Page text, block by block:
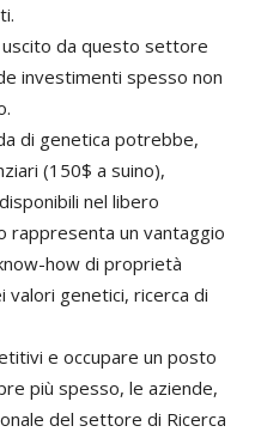
da questo settore
investimenti spesso non
di genetica potrebbe,
(150$ a suino),
nel libero
rappresenta un vantaggio
how di proprietà
genetici, ricerca di
e occupare un posto
più spesso, le aziende,
del settore di Ricerca